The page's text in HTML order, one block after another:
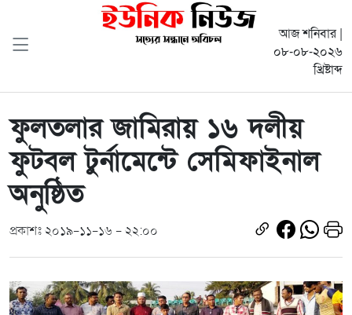
আজ শনিবার |
০৮-০৮-২০২৬
খ্রিষ্টাব্দ
ফুলতলার জামিরায় ১৬ দলীয়
ফুটবল টুর্নামেন্টে সেমিফাইনাল
অনুষ্ঠিত
প্রকাশঃ ২০১৯-১১-১৬ - ২২:০০